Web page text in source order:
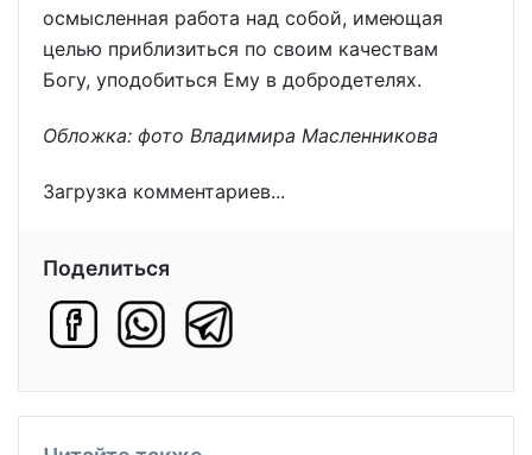
осмысленная работа над собой, имеющая
целью приблизиться по своим качествам
Богу, уподобиться Ему в добродетелях.
Обложка: фото Владимира Масленникова
Загрузка комментариев...
Поделиться